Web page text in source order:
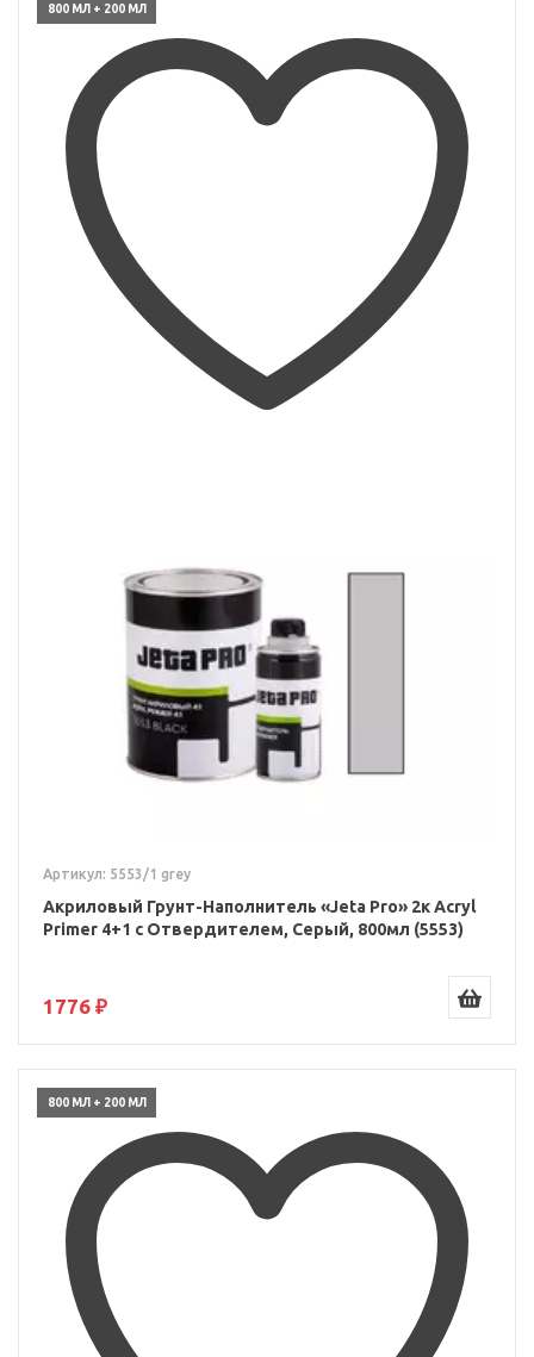
800 МЛ + 200 МЛ
Артикул: 5553/1 grey
Акриловый Грунт-Наполнитель «Jeta Pro» 2к Acryl
Primer 4+1 с Отвердителем, Серый, 800мл (5553)
1776 ₽
800 МЛ + 200 МЛ